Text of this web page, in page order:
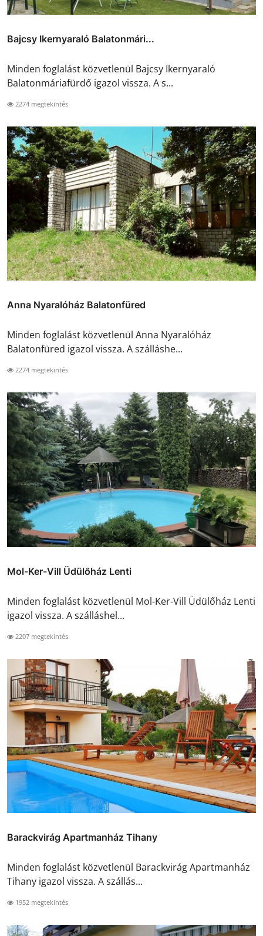
Bajcsy Ikernyaraló Balatonmári...
Minden foglalást közvetlenül Bajcsy Ikernyaraló
Balatonmáriafürdő igazol vissza. A s...
2274 megtekintés
Anna Nyaralóház Balatonfüred
Minden foglalást közvetlenül Anna Nyaralóház
Balatonfüred igazol vissza. A szálláshe...
2274 megtekintés
Mol-Ker-Vill Üdülőház Lenti
Minden foglalást közvetlenül Mol-Ker-Vill Üdülőház Lenti
igazol vissza. A szálláshel...
2207 megtekintés
Barackvirág Apartmanház Tihany
Minden foglalást közvetlenül Barackvirág Apartmanház
Tihany igazol vissza. A szállás...
1952 megtekintés